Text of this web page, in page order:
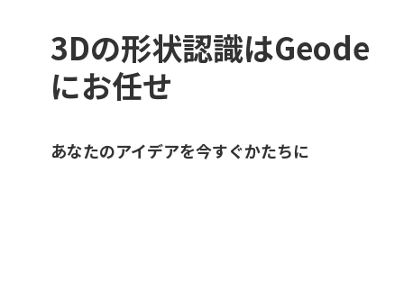
3Dの形状認識はGeode
にお任せ
あなたのアイデアを今すぐかたちに